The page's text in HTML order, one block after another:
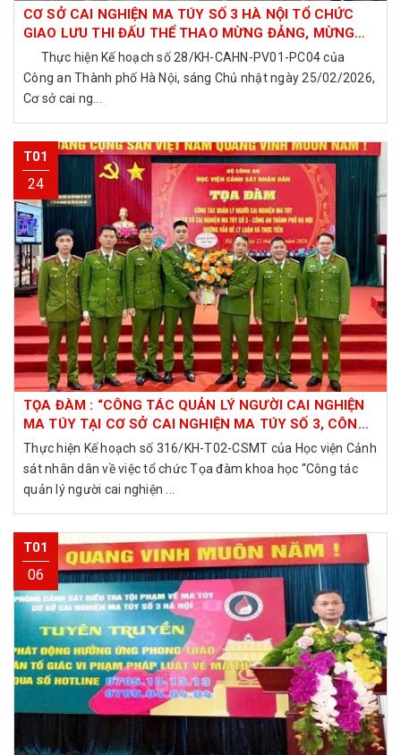
CƠ SỞ CAI NGHIỆN MA TÚY SỐ 3 HÀ NỘI TỔ CHỨC
GIAO LƯU THI ĐẤU THỂ THAO MỪNG ĐẢNG, MỪNG
XUÂN BÍNH NGỌ GẮN LIỀN VỚI TUYÊN TRUYỀN, PHỔ
BIẾN, GIÁO DỤC PHÁP LUẬT PHÒNG, CHỐNG MA TÚY
NĂM 2026.
Thực hiện Kế hoạch số 28/KH-CAHN-PV01-PC04 của
Công an Thành phố Hà Nội, sáng Chủ nhật ngày 25/02/2026,
Cơ sở cai ng...
T01
24
TỌA ĐÀM : “CÔNG TÁC QUẢN LÝ NGƯỜI CAI NGHIỆN
MA TÚY TẠI CƠ SỞ CAI NGHIỆN MA TÚY SỐ 3, CÔNG
AN THÀNH PHỐ HÀ NỘI, NHỮNG VẤN ĐỀ LÝ LUẬN VÀ
THỰC TIỄN” TẠI CƠ SỞ CAI NGHIỆN MA TÚY SỐ 3 HÀ
NỘI.
Thực hiện Kế hoạch số 316/KH-T02-CSMT của Học viện Cảnh
sát nhân dân về việc tổ chức Tọa đàm khoa học “Công tác
quản lý người cai nghiện ...
T01
06